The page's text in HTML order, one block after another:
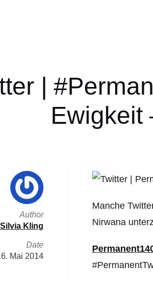
|
Ewigkeit
Manche
Nirwana
Author
Silvia Kling
Date
Mai 2014